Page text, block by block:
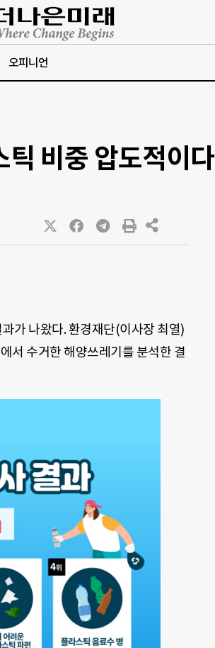
오피니언
비중 압도적이다
가 나왔다. 환경재단(이사장 최열)
서 수거한 해양쓰레기를 분석한 결